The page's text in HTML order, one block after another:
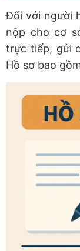
Đối với người
nộp cho cơ
trực tiếp, gửi
Hồ sơ bao